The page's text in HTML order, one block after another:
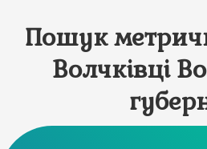
Пошук
Волчківці